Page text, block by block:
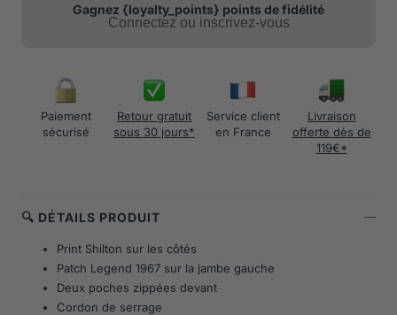
Gagnez {loyalty_points} points de fidélité
Connectez ou inscrivez-vous
Paiement
sécurisé
Retour gratuit
sous 30 jours*
Service client
en France
Livraison
offerte dès de
119€*
🔍 DÉTAILS PRODUIT
Print Shilton sur les côtés
Patch Legend 1967 sur la jambe gauche
Deux poches zippées devant
Cordon de serrage